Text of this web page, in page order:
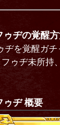
ゥヂの覚醒
ヂを覚醒ガ
ゥヂ未所持
ゥヂ 概要